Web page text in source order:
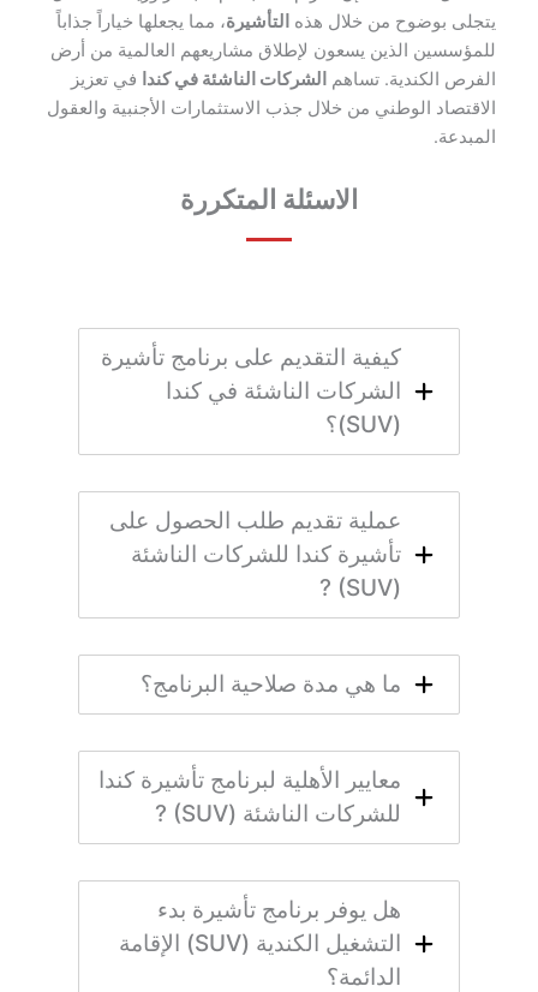
يتجلى بوضوح من خلال هذه التأشيرة، مما يجعلها خياراً جذاباً
للمؤسسين الذين يسعون لإطلاق مشاريعهم العالمية من أرض
الفرص الكندية. تساهم الشركات الناشئة في كندا في تعزيز
الاقتصاد الوطني من خلال جذب الاستثمارات الأجنبية والعقول
المبدعة.
الاسئلة المتكررة
كيفية التقديم على برنامج تأشيرة
الشركات الناشئة في كندا
(SUV)؟
عملية تقديم طلب الحصول على
تأشيرة كندا للشركات الناشئة
(SUV) ?
ما هي مدة صلاحية البرنامج؟
معايير الأهلية لبرنامج تأشيرة كندا
للشركات الناشئة (SUV) ?
هل يوفر برنامج تأشيرة بدء
التشغيل الكندية (SUV) الإقامة
الدائمة؟